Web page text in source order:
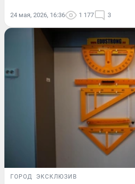
24 мая, 2026, 16:36 1 177 3
ГОРОД ЭКСКЛЮЗИВ